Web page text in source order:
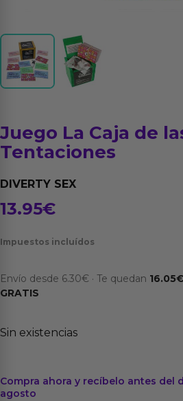
Juego La Caja de
Tentaciones
DIVERTY SEX
13.95€
Impuestos incluídos
Envío desde 6.30€ · Te quedan 16.05€
GRATIS
Sin existencias
Compra ahora y recíbelo antes del
agosto